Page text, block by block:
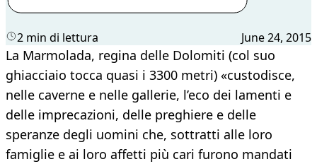
2 min di lettura June 24, 2015
La Marmolada, regina delle Dolomiti (col suo
ghiacciaio tocca quasi i 3300 metri) «custodisce,
nelle caverne e nelle gallerie, l’eco dei lamenti e
delle imprecazioni, delle preghiere e delle
speranze degli uomini che, sottratti alle loro
famiglie e ai loro affetti più cari furono mandati